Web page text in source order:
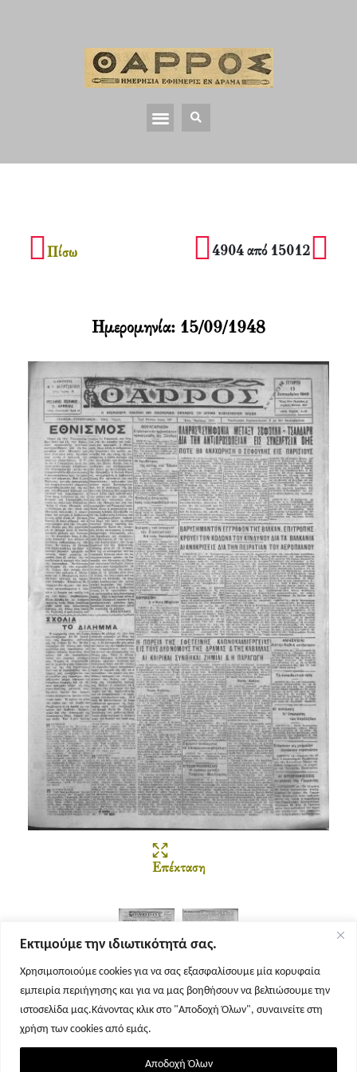
Εκτιμούμε την ιδιωτικότητά σας.
Χρησιμοποιούμε cookies για να σας εξασφαλίσουμε μία κορυφαία
εμπειρία περιήγησης και για να μας βοηθήσουν να βελτιώσουμε την
ιστοσελίδα μας.Κάνοντας κλικ στο "Αποδοχή Όλων", συναινείτε στη
χρήση των cookies από εμάς.
Αποδοχή Όλων
Πίσω 4904 από 15012
Επέκταση
Σελίδα 1 Σελίδα 2
Ημερομηνία: 15/09/1948